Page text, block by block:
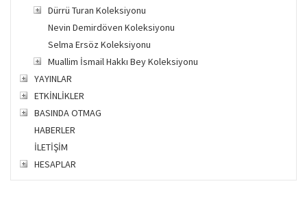
Dürrü Turan Koleksiyonu
Nevin Demirdöven Koleksiyonu
Selma Ersöz Koleksiyonu
Muallim İsmail Hakkı Bey Koleksiyonu
YAYINLAR
ETKİNLİKLER
BASINDA OTMAG
HABERLER
İLETİŞİM
HESAPLAR